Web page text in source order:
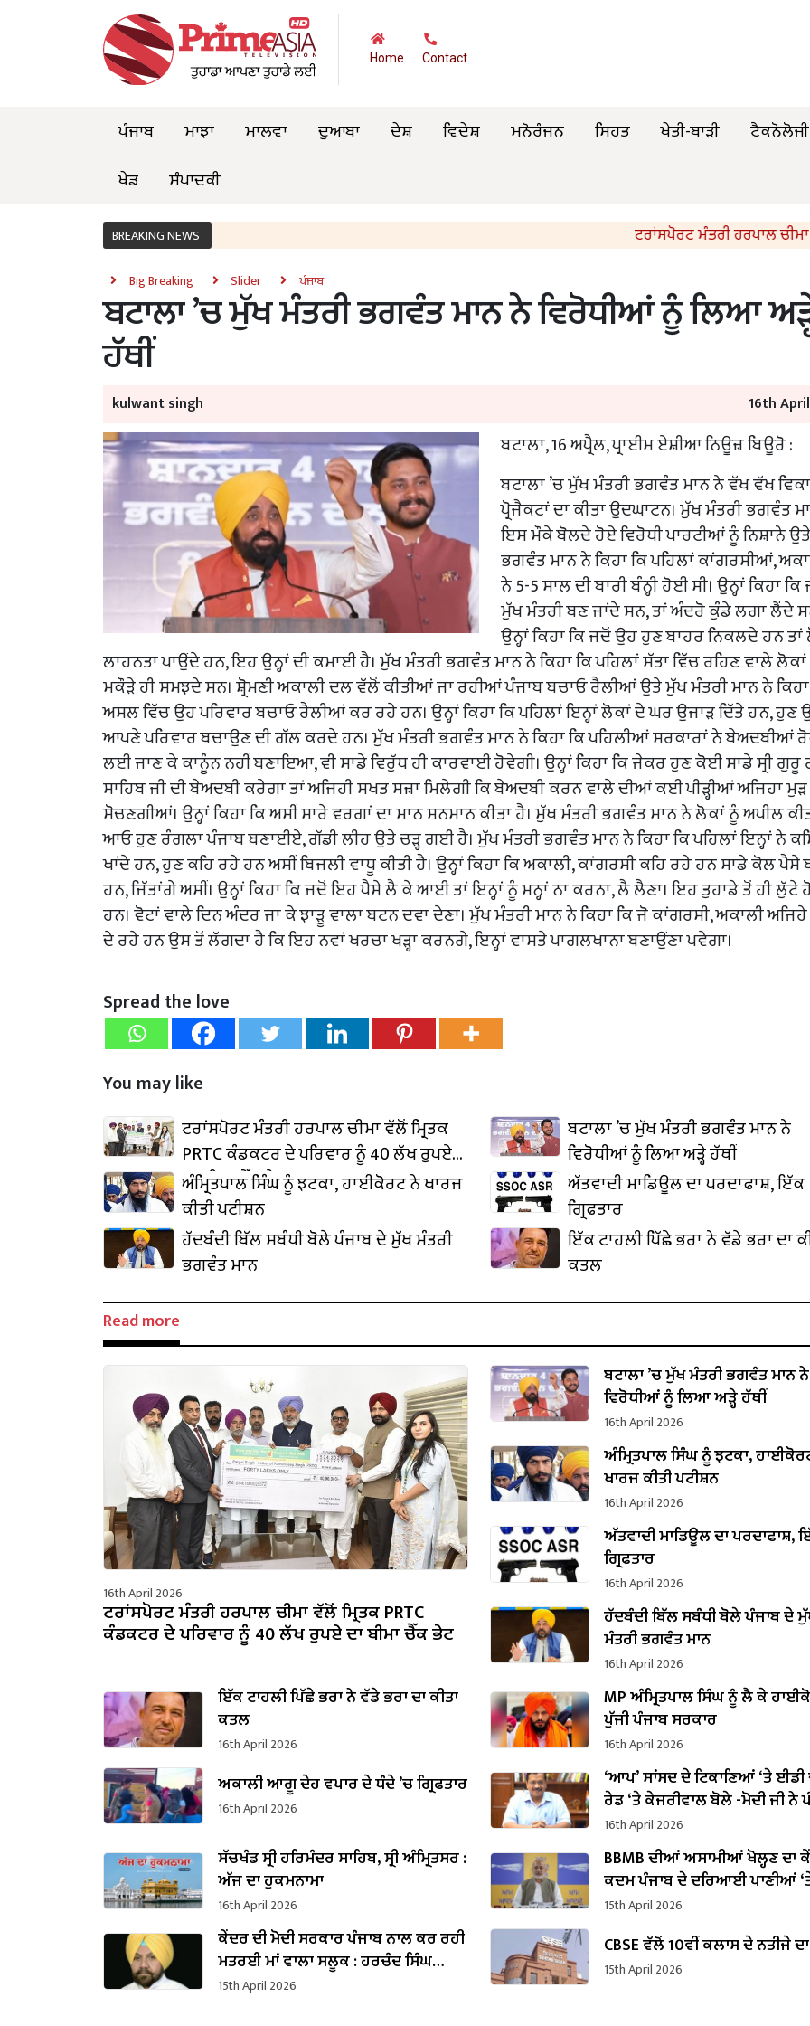
Home Contact
ਪੰਜਾਬ ਮਾਝਾ ਮਾਲਵਾ ਦੁਆਬਾ ਦੇਸ਼ ਵਿਦੇਸ਼ ਮਨੋਰੰਜਨ ਸਿਹਤ ਖੇਤੀ-ਬਾੜੀ ਟੈਕਨੋਲੋਜੀ
ਖੇਡ
ਸੰਪਾਦਕੀ
BREAKING NEWS ਟਰਾਂਸਪੋਰਟ ਮੰਤਰੀ ਹਰਪਾਲ ਚੀਮਾ ਵੱਲੋਂ
Big Breaking Slider ਪੰਜਾਬ
ਬਟਾਲਾ ’ਚ ਮੁੱਖ ਮੰਤਰੀ ਭਗਵੰਤ ਮਾਨ ਨੇ ਵਿਰੋਧੀਆਂ ਨੂੰ ਲਿਆ
ਹੱਥੀਂ
kulwant singh 16th
ਬਟਾਲਾ, 16 ਅਪ੍ਰੈਲ, ਪ੍ਰਾਈਮ ਏਸ਼ੀਆ ਨਿਊਜ਼ ਬਿਊਰੋ :
ਬਟਾਲਾ ’ਚ ਮੁੱਖ ਮੰਤਰੀ ਭਗਵੰਤ ਮਾਨ ਨੇ ਵੱਖ ਵੱਖ
ਪ੍ਰੋਜੈਕਟਾਂ ਦਾ ਕੀਤਾ ਉਦਘਾਟਨ। ਮੁੱਖ ਮੰਤਰੀ ਭਗਵੰਤ
ਇਸ ਮੌਕੇ ਬੋਲਦੇ ਹੋਏ ਵਿਰੋਧੀ ਪਾਰਟੀਆਂ ਨੂੰ ਨਿਸ਼ਾਨੇ
ਭਗਵੰਤ ਮਾਨ ਨੇ ਕਿਹਾ ਕਿ ਪਹਿਲਾਂ ਕਾਂਗਰਸੀਆਂ,
ਨੇ 5-5 ਸਾਲ ਦੀ ਬਾਰੀ ਬੰਨ੍ਹੀ ਹੋਈ ਸੀ। ਉਨ੍ਹਾਂ ਕਿਹਾ
ਮੁੱਖ ਮੰਤਰੀ ਬਣ ਜਾਂਦੇ ਸਨ, ਤਾਂ ਅੰਦਰੋ ਕੁੰਡੇ ਲਗਾ ਲੈਂਦੇ
ਉਨ੍ਹਾਂ ਕਿਹਾ ਕਿ ਜਦੋਂ ਉਹ ਹੁਣ ਬਾਹਰ ਨਿਕਲਦੇ ਹਨ
ਲਾਹਨਤਾ ਪਾਉਂਦੇ ਹਨ, ਇਹ ਉਨ੍ਹਾਂ ਦੀ ਕਮਾਈ ਹੈ। ਮੁੱਖ ਮੰਤਰੀ ਭਗਵੰਤ ਮਾਨ ਨੇ ਕਿਹਾ ਕਿ ਪਹਿਲਾਂ ਸੱਤਾ ਵਿੱਚ ਰਹਿਣ ਵਾਲੇ
ਮਕੌੜੇ ਹੀ ਸਮਝਦੇ ਸਨ। ਸ਼੍ਰੋਮਣੀ ਅਕਾਲੀ ਦਲ ਵੱਲੋਂ ਕੀਤੀਆਂ ਜਾ ਰਹੀਆਂ ਪੰਜਾਬ ਬਚਾਓ ਰੈਲੀਆਂ ਉਤੇ ਮੁੱਖ ਮੰਤਰੀ ਮਾਨ ਨੇ
ਅਸਲ ਵਿੱਚ ਉਹ ਪਰਿਵਾਰ ਬਚਾਓ ਰੈਲੀਆਂ ਕਰ ਰਹੇ ਹਨ। ਉਨ੍ਹਾਂ ਕਿਹਾ ਕਿ ਪਹਿਲਾਂ ਇਨ੍ਹਾਂ ਲੋਕਾਂ ਦੇ ਘਰ ਉਜਾੜ ਦਿੱਤੇ ਹਨ, ਹੁਣ
ਆਪਣੇ ਪਰਿਵਾਰ ਬਚਾਉਣ ਦੀ ਗੱਲ ਕਰਦੇ ਹਨ। ਮੁੱਖ ਮੰਤਰੀ ਭਗਵੰਤ ਮਾਨ ਨੇ ਕਿਹਾ ਕਿ ਪਹਿਲੀਆਂ ਸਰਕਾਰਾਂ ਨੇ ਬੇਅਦਬੀਆਂ
ਲਈ ਜਾਣ ਕੇ ਕਾਨੂੰਨ ਨਹੀਂ ਬਣਾਇਆ, ਵੀ ਸਾਡੇ ਵਿਰੁੱਧ ਹੀ ਕਾਰਵਾਈ ਹੋਵੇਗੀ। ਉਨ੍ਹਾਂ ਕਿਹਾ ਕਿ ਜੇਕਰ ਹੁਣ ਕੋਈ ਸਾਡੇ ਸ੍ਰੀ ਗੁਰੂ
ਸਾਹਿਬ ਜੀ ਦੀ ਬੇਅਦਬੀ ਕਰੇਗਾ ਤਾਂ ਅਜਿਹੀ ਸਖਤ ਸਜ਼ਾ ਮਿਲੇਗੀ ਕਿ ਬੇਅਦਬੀ ਕਰਨ ਵਾਲੇ ਦੀਆਂ ਕਈ ਪੀੜ੍ਹੀਆਂ ਅਜਿਹਾ
ਸੋਚਣਗੀਆਂ। ਉਨ੍ਹਾਂ ਕਿਹਾ ਕਿ ਅਸੀਂ ਸਾਰੇ ਵਰਗਾਂ ਦਾ ਮਾਨ ਸਨਮਾਨ ਕੀਤਾ ਹੈ। ਮੁੱਖ ਮੰਤਰੀ ਭਗਵੰਤ ਮਾਨ ਨੇ ਲੋਕਾਂ ਨੂੰ ਅਪੀਲ
ਆਓ ਹੁਣ ਰੰਗਲਾ ਪੰਜਾਬ ਬਣਾਈਏ, ਗੱਡੀ ਲੀਹ ਉਤੇ ਚੜ੍ਹ ਗਈ ਹੈ। ਮੁੱਖ ਮੰਤਰੀ ਭਗਵੰਤ ਮਾਨ ਨੇ ਕਿਹਾ ਕਿ ਪਹਿਲਾਂ ਇਨ੍ਹਾਂ ਨੇ
ਖਾਂਦੇ ਹਨ, ਹੁਣ ਕਹਿ ਰਹੇ ਹਨ ਅਸੀਂ ਬਿਜਲੀ ਵਾਧੂ ਕੀਤੀ ਹੈ। ਉਨ੍ਹਾਂ ਕਿਹਾ ਕਿ ਅਕਾਲੀ, ਕਾਂਗਰਸੀ ਕਹਿ ਰਹੇ ਹਨ ਸਾਡੇ ਕੋਲ ਪੈਸੇ
ਹਨ, ਜਿੱਤਾਂਗੇ ਅਸੀਂ। ਉਨ੍ਹਾਂ ਕਿਹਾ ਕਿ ਜਦੋਂ ਇਹ ਪੈਸੇ ਲੈ ਕੇ ਆਈ ਤਾਂ ਇਨ੍ਹਾਂ ਨੂੰ ਮਨ੍ਹਾਂ ਨਾ ਕਰਨਾ, ਲੈ ਲੈਣਾ। ਇਹ ਤੁਹਾਡੇ ਤੋਂ ਹੀ ਲੁੱਟੇ
ਹਨ। ਵੋਟਾਂ ਵਾਲੇ ਦਿਨ ਅੰਦਰ ਜਾ ਕੇ ਝਾੜੂ ਵਾਲਾ ਬਟਨ ਦਵਾ ਦੇਣਾ। ਮੁੱਖ ਮੰਤਰੀ ਮਾਨ ਨੇ ਕਿਹਾ ਕਿ ਜੋ ਕਾਂਗਰਸੀ, ਅਕਾਲੀ
ਦੇ ਰਹੇ ਹਨ ਉਸ ਤੋਂ ਲੱਗਦਾ ਹੈ ਕਿ ਇਹ ਨਵਾਂ ਖਰਚਾ ਖੜ੍ਹਾ ਕਰਨਗੇ, ਇਨ੍ਹਾਂ ਵਾਸਤੇ ਪਾਗਲਖਾਨਾ ਬਣਾਉਂਣਾ ਪਵੇਗਾ।
Spread the love
You may like
ਟਰਾਂਸਪੋਰਟ ਮੰਤਰੀ ਹਰਪਾਲ ਚੀਮਾ ਵੱਲੋਂ ਮ੍ਰਿਤਕ
PRTC ਕੰਡਕਟਰ ਦੇ ਪਰਿਵਾਰ ਨੂੰ 40 ਲੱਖ ਰੁਪਏ
ਦਾ ਬੀਮਾ ਚੈੱਕ ਭੇਟ
ਬਟਾਲਾ ’ਚ ਮੁੱਖ ਮੰਤਰੀ ਭਗਵੰਤ ਮਾਨ ਨੇ
ਵਿਰੋਧੀਆਂ ਨੂੰ ਲਿਆ ਅੜ੍ਹੇ ਹੱਥੀਂ
ਅੰਮ੍ਰਿਤਪਾਲ ਸਿੰਘ ਨੂੰ ਝਟਕਾ, ਹਾਈਕੋਰਟ ਨੇ ਖਾਰਜ
ਕੀਤੀ ਪਟੀਸ਼ਨ
ਅੱਤਵਾਦੀ ਮਾਡਿਊਲ ਦਾ ਪਰਦਾਫਾਸ਼, ਇੱਕ
ਗ੍ਰਿਫਤਾਰ
ਹੱਦਬੰਦੀ ਬਿੱਲ ਸਬੰਧੀ ਬੋਲੇ ਪੰਜਾਬ ਦੇ ਮੁੱਖ ਮੰਤਰੀ
ਭਗਵੰਤ ਮਾਨ
ਇੱਕ ਟਾਹਲੀ ਪਿੱਛੇ ਭਰਾ ਨੇ ਵੱਡੇ ਭਰਾ ਦਾ
ਕਤਲ
Read more
16th April 2026
ਟਰਾਂਸਪੋਰਟ ਮੰਤਰੀ ਹਰਪਾਲ ਚੀਮਾ ਵੱਲੋਂ ਮ੍ਰਿਤਕ PRTC
ਕੰਡਕਟਰ ਦੇ ਪਰਿਵਾਰ ਨੂੰ 40 ਲੱਖ ਰੁਪਏ ਦਾ ਬੀਮਾ ਚੈੱਕ ਭੇਟ
ਬਟਾਲਾ ’ਚ ਮੁੱਖ ਮੰਤਰੀ ਭਗਵੰਤ ਮਾਨ ਨੇ
ਵਿਰੋਧੀਆਂ ਨੂੰ ਲਿਆ ਅੜ੍ਹੇ ਹੱਥੀਂ
16th April 2026
ਅੰਮ੍ਰਿਤਪਾਲ ਸਿੰਘ ਨੂੰ ਝਟਕਾ,
ਖਾਰਜ ਕੀਤੀ ਪਟੀਸ਼ਨ
16th April 2026
ਅੱਤਵਾਦੀ ਮਾਡਿਊਲ ਦਾ ਪਰਦਾਫਾਸ਼,
ਗ੍ਰਿਫਤਾਰ
16th April 2026
ਹੱਦਬੰਦੀ ਬਿੱਲ ਸਬੰਧੀ ਬੋਲੇ ਪੰਜਾਬ ਦੇ
ਮੰਤਰੀ ਭਗਵੰਤ ਮਾਨ
16th April 2026
ਇੱਕ ਟਾਹਲੀ ਪਿੱਛੇ ਭਰਾ ਨੇ ਵੱਡੇ ਭਰਾ ਦਾ ਕੀਤਾ
ਕਤਲ
16th April 2026
MP ਅੰਮ੍ਰਿਤਪਾਲ ਸਿੰਘ ਨੂੰ ਲੈ ਕੇ
ਪੁੱਜੀ ਪੰਜਾਬ ਸਰਕਾਰ
16th April 2026
ਅਕਾਲੀ ਆਗੂ ਦੇਹ ਵਪਾਰ ਦੇ ਧੰਦੇ ’ਚ ਗ੍ਰਿਫਤਾਰ
16th April 2026
‘ਆਪ’ ਸਾਂਸਦ ਦੇ ਟਿਕਾਣਿਆਂ ‘ਤੇ ਈਡੀ
ਰੇਡ ‘ਤੇ ਕੇਜਰੀਵਾਲ ਬੋਲੇ -ਮੋਦੀ ਜੀ ਨੇ
‘ਚ ਸ਼ੁਰੂ ਕਰ ਦਿੱਤੀ ਚੋਣਾਂ ਦੀ ਤਿਆਰੀ
16th April 2026
ਸੱਚਖੰਡ ਸ੍ਰੀ ਹਰਿਮੰਦਰ ਸਾਹਿਬ, ਸ੍ਰੀ ਅੰਮ੍ਰਿਤਸਰ :
ਅੱਜ ਦਾ ਹੁਕਮਨਾਮਾ
16th April 2026
BBMB ਦੀਆਂ ਅਸਾਮੀਆਂ ਖੋਲ੍ਹਣ ਦਾ
ਕਦਮ ਪੰਜਾਬ ਦੇ ਦਰਿਆਈ ਪਾਣੀਆਂ
ਕਰਨ ਦੀ ਕੋਸ਼ਿਸ਼ ਹੈ : ਬਲਤੇਜ ਪੰਨੂ
15th April 2026
ਕੇਂਦਰ ਦੀ ਮੋਦੀ ਸਰਕਾਰ ਪੰਜਾਬ ਨਾਲ ਕਰ ਰਹੀ
ਮਤਰਈ ਮਾਂ ਵਾਲਾ ਸਲੂਕ : ਹਰਚੰਦ ਸਿੰਘ
ਬਰਸਟ
15th April 2026
CBSE ਵੱਲੋਂ 10ਵੀਂ ਕਲਾਸ ਦੇ ਨਤੀਜੇ
15th April 2026